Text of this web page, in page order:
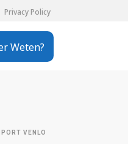
Privacy Policy
Weten?
VENLO